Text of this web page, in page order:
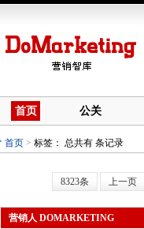
首页 公关
首页 > 标签： 总共有 条记录
8323条 上一页
营销人 DOMARKETING